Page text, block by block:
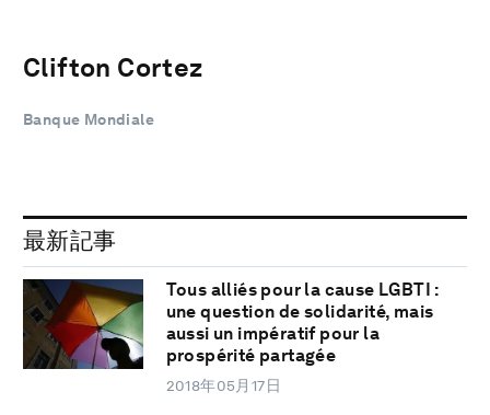
Clifton Cortez
Banque Mondiale
最新記事
Tous alliés pour la cause LGBTI :
une question de solidarité, mais
aussi un impératif pour la
prospérité partagée
2018年05月17日